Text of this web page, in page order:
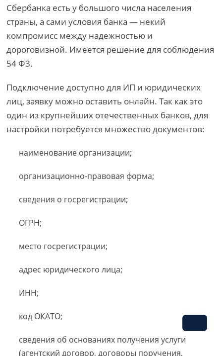
Сбербанка есть у большого числа населения
страны, а сами условия банка — некий
компромисс между надежностью и
дороговизной. Имеется решение для соблюдения
54 Ф3.
Подключение доступно для ИП и юридических
лиц, заявку можно оставить онлайн. Так как это
один из крупнейших отечественных банков, для
настройки потребуется множество документов:
наименование организации;
организационно-правовая форма;
сведения о госрегистрации;
ОГРН;
место госрегистрации;
адрес юридического лица;
ИНН;
код ОКАТО;
сведения об основаниях получения услуги
(агентский договор, договоры поручения,